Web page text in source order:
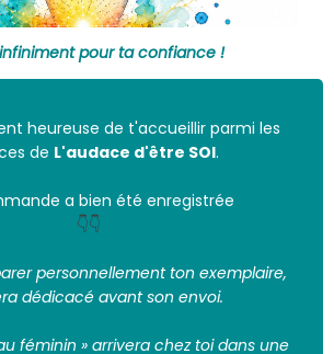
pour ta confiance !
heureuse de t'accueillir parmi les
de L'audace d'être SOI.
a bien été enregistrée
👇👇
personnellement ton exemplaire,
dédicacé avant son envoi.
féminin » arrivera chez toi dans une